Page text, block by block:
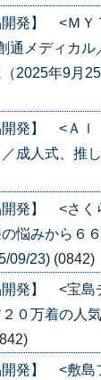
発】 <ＭＹ
メディカル
2025年9月
開発】 <Ａｌ
／成人式、推
開発】 <さく
悩みから６
09/23) (0842)
開発】 <宝
０万着の人
開発】 <敷